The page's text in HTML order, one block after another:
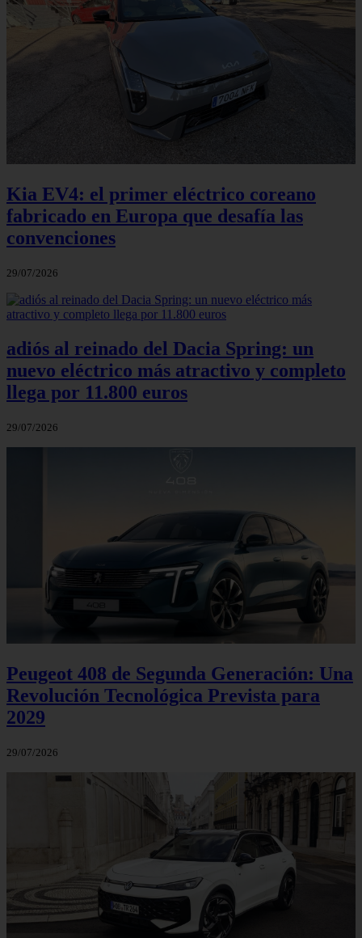
Kia EV4: el primer eléctrico coreano
fabricado en Europa que desafía las
convenciones
29/07/2026
adiós al reinado del Dacia Spring: un
nuevo eléctrico más atractivo y completo
llega por 11.800 euros
29/07/2026
Peugeot 408 de Segunda Generación: Una
Revolución Tecnológica Prevista para
2029
29/07/2026